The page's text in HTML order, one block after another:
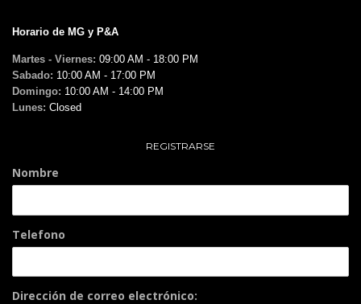
Horario de MG y P&A
Martes - Viernes: 09:00 AM - 18:00 PM
Sabado: 10:00 AM - 17:00 PM
Domingo: 10:00 AM - 14:00 PM
Lunes: Closed
REGISTRARSE
Nombre
Telefono
Dirección de correo electrónico: